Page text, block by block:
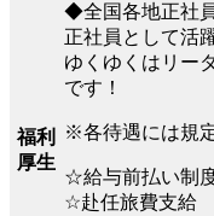
福利
厚生
◆全国各地正社
正社員として活
ゆくゆくはリー
です！
※各待遇には規
☆給与前払い制
☆赴任旅費支給